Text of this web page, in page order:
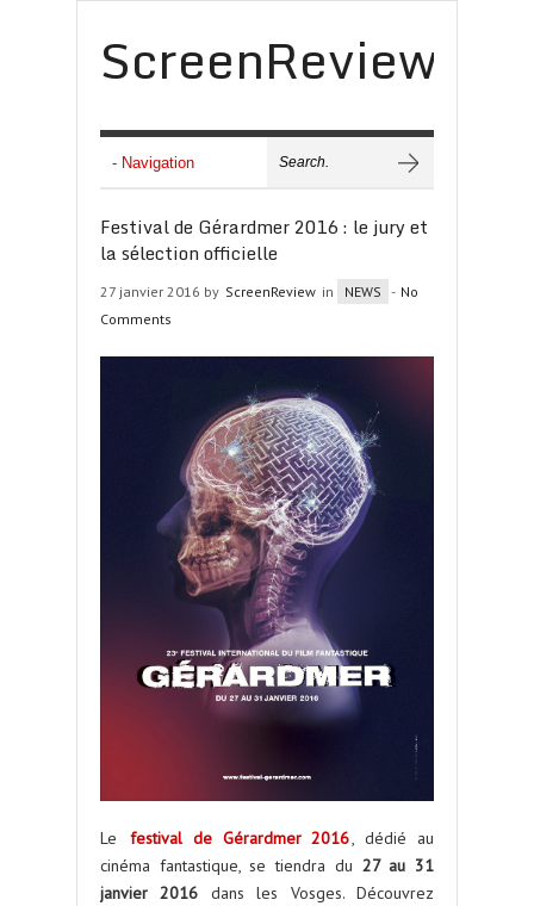
ScreenReview
Festival de Gérardmer 2016 : le jury et
la sélection officielle
27 janvier 2016 by ScreenReview in NEWS - No
Comments
Le festival de Gérardmer 2016, dédié au
cinéma fantastique, se tiendra du 27 au 31
janvier 2016 dans les Vosges. Découvrez